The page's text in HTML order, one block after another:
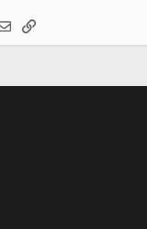
EmailLink